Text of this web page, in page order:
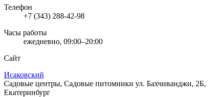
Телефон
+7 (343) 288-42-98
Часы работы
ежедневно, 09:00–20:00
Сайт
Исаковский
Садовые центры, Садовые питомники ул. Бахчиванджи, 2Б,
Екатеринбург